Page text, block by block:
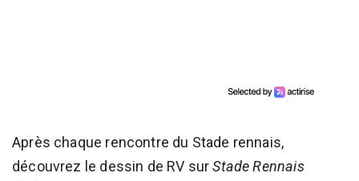
Après chaque rencontre du Stade rennais,
découvrez le dessin de RV surStade Rennais